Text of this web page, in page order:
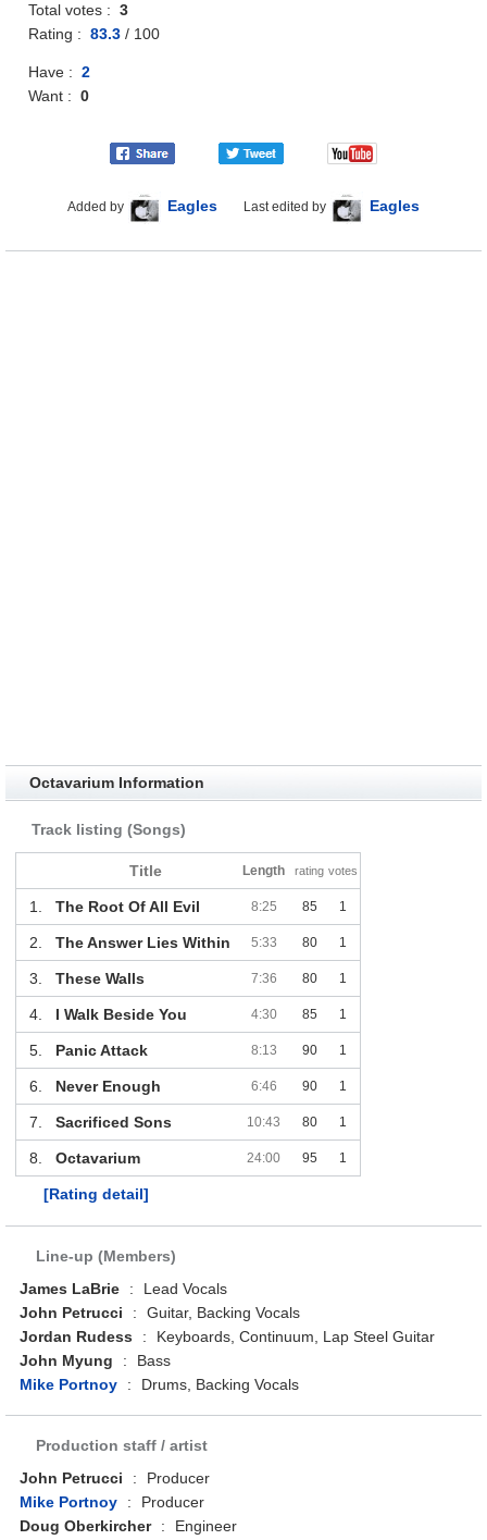
Total votes :3
Rating :83.3 / 100
Have :2
Want :0
Added by Eagles Last edited by Eagles
Octavarium Information
Track listing (Songs)
Title Length rating votes
1. The Root Of All Evil 8:25 85 1
2. The Answer Lies Within 5:33 80 1
3. These Walls 7:36 80 1
4. I Walk Beside You 4:30 85 1
5. Panic Attack 8:13 90 1
6. Never Enough 6:46 90 1
7. Sacrificed Sons 10:43 80 1
8. Octavarium 24:00 95 1
[Rating detail]
Line-up (Members)
James LaBrie
:
Lead Vocals
John Petrucci
:
Guitar, Backing Vocals
Jordan Rudess
:
Keyboards, Continuum, Lap Steel Guitar
John Myung
:
Bass
Mike Portnoy
: Drums, Backing Vocals
Production staff / artist
John Petrucci
:
Producer
Mike Portnoy
:
Producer
Doug Oberkircher
: Engineer